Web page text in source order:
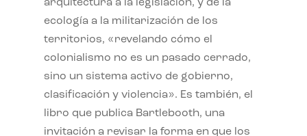
arquitectura a la legislación, y de la
ecología a la militarización de los
territorios, «revelando cómo el
colonialismo no es un pasado cerrado,
sino un sistema activo de gobierno,
clasificación y violencia». Es también, el
libro que publica Bartlebooth, una
invitación a revisar la forma en que los